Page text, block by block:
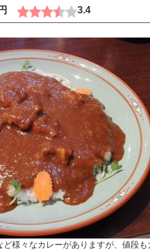
3.4
様々なカレーがありますが、値段